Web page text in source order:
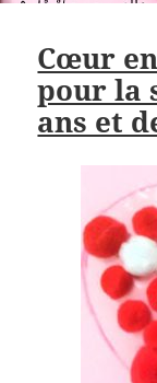
Cœur
pour la
ans et